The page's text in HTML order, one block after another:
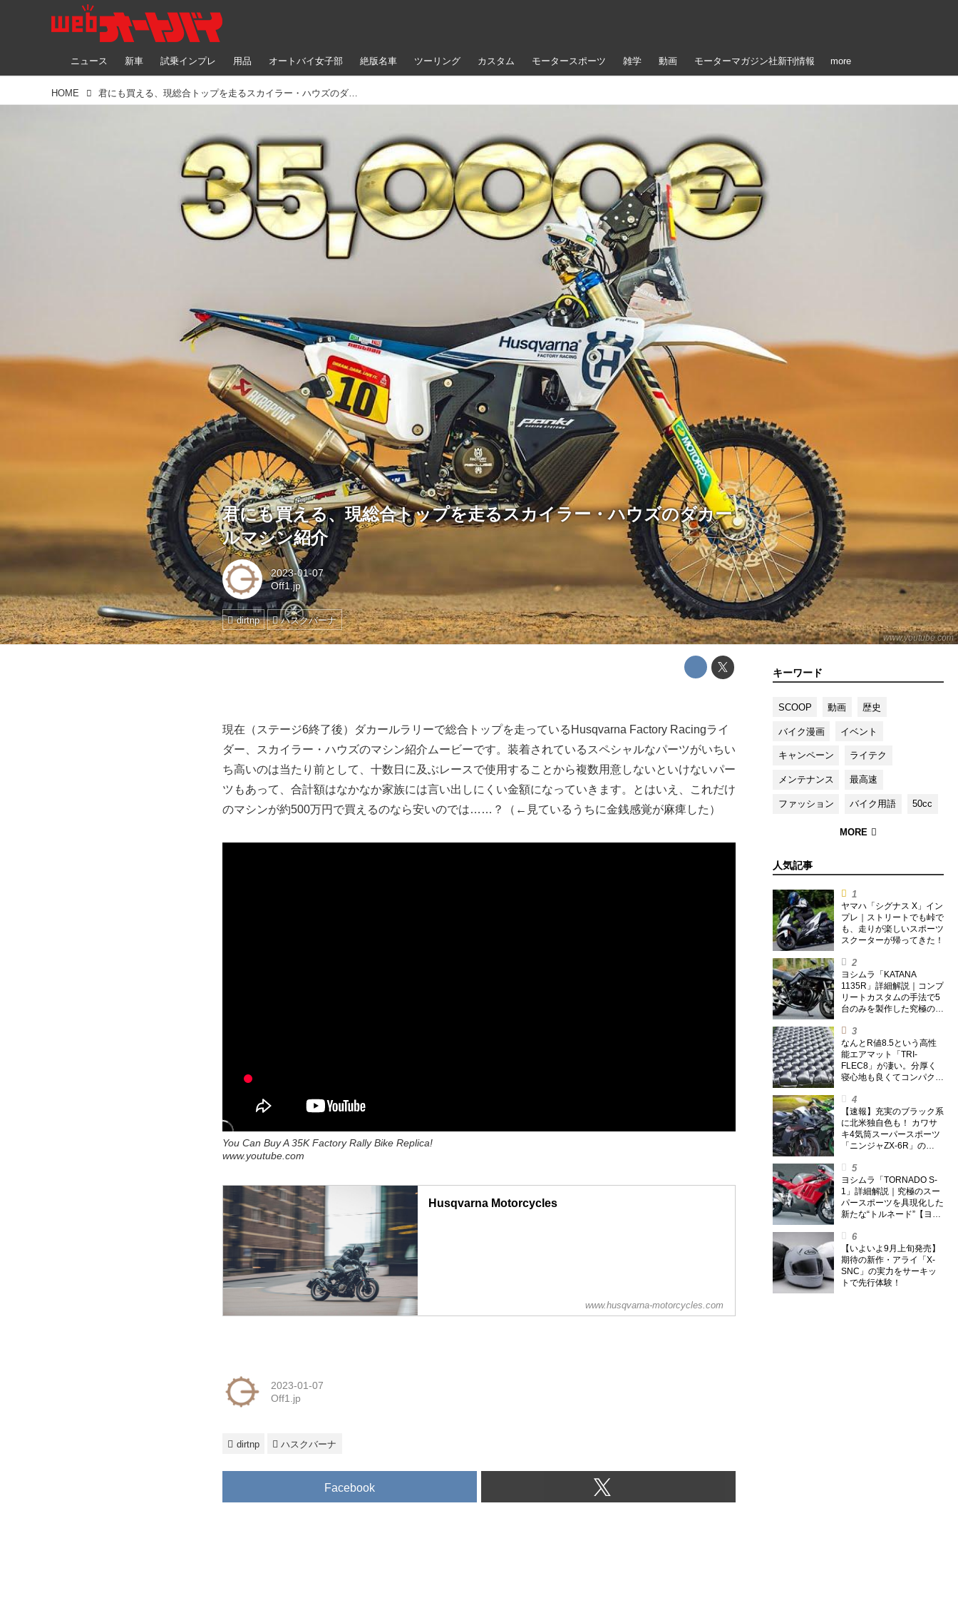
ニュース 新車 試乗インプレ 用品 オートバイ女子部 絶版名車 ツーリング カスタム モータースポーツ 雑学 動画 モーターマガジン社新刊情報 more
HOME 君にも買える、現総合トップを走るスカイラー・ハウズのダカールマシン紹介
www.youtube.com
君にも買える、現総合トップを走るスカイラー・ハウズのダカー
ルマシン紹介
2023-01-07
Off1.jp
dirtnp ハスクバーナ
キーワード
SCOOP 動画 歴史
バイク漫画 イベント
キャンペーン ライテク
メンテナンス 最高速
ファッション バイク用語 50cc
人気記事
ヤマハ「シグナス X」イン
プレ｜ストリートでも峠で
も、走りが楽しいスポーツ
スクーターが帰ってきた！
ヨシムラ「KATANA
1135R」詳細解説｜コンプ
リートカスタムの手法で5
台のみを製作した究極の銘
なんとR値8.5という高性
能エアマット「TRI-
FLEC8」が凄い。分厚く
寝心地も良くてコンパクト
トを試してみた〈若林浩志
のスーパー・カブカブ・ダ
イアリーズ Vol.385〉
【速報】充実のブラック系
に北米独自色も！ カワサ
キ4気筒スーパースポーツ
「ニンジャZX-6R」の
筒ニンジャも出たよ【海
外】
ヨシムラ「TORNADO S-
1」詳細解説｜究極のスー
パースポーツを具現化した
新たな“トルネード”【ヨシ
【いよいよ9月上旬発売】
期待の新作・アライ「X-
SNC」の実力をサーキッ
トで先行体験！
現在（ステージ6終了後）ダカールラリーで総合トップを走っているHusqvarna Factory Racingライ
ダー、スカイラー・ハウズのマシン紹介ムービーです。装着されているスペシャルなパーツがいちい
ち高いのは当たり前として、十数日に及ぶレースで使用することから複数用意しないといけないパー
ツもあって、合計額はなかなか家族には言い出しにくい金額になっていきます。とはいえ、これだけ
のマシンが約500万円で買えるのなら安いのでは……？（←見ているうちに金銭感覚が麻痺した）
You Can Buy A 35K Factory Rally Bike Replica!
www.youtube.com
Husqvarna Motorcycles
www.husqvarna-motorcycles.com
2023-01-07
Off1.jp
dirtnp ハスクバーナ
Facebook